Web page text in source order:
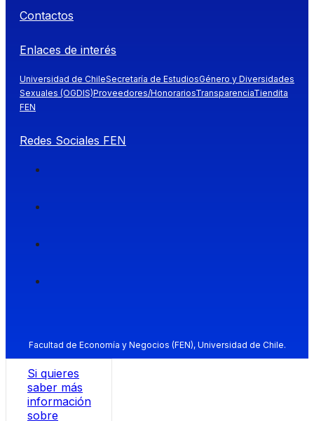
Contactos
Enlaces de interés
Universidad de ChileSecretaría de EstudiosGénero y Diversidades
Sexuales (OGDIS)Proveedores/HonorariosTransparenciaTiendita
FEN
Redes Sociales FEN
Facultad de Economía y Negocios (FEN), Universidad de Chile.
Si quieres
saber más
información
sobre